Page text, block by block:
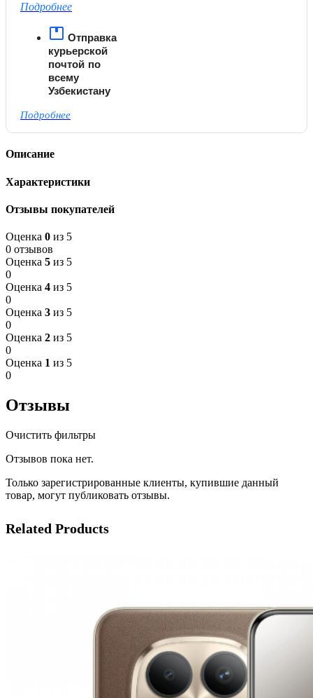
Подробнее
Отправка
курьерской
почтой по
всему
Узбекистану
Подробнее
Описание
Характеристики
Отзывы покупателей
Оценка 0 из 5
0 отзывов
Оценка 5 из 5
0
Оценка 4 из 5
0
Оценка 3 из 5
0
Оценка 2 из 5
0
Оценка 1 из 5
0
Отзывы
Очистить фильтры
Отзывов пока нет.
Только зарегистрированные клиенты, купившие данный
товар, могут публиковать отзывы.
Related Products